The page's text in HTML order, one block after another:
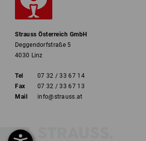
Strauss Österreich GmbH
Deggendorfstraße 5
4030 Linz
Tel
07 32 / 33 67 14
Fax
07 32 / 33 67 13
Mail
info@strauss.at